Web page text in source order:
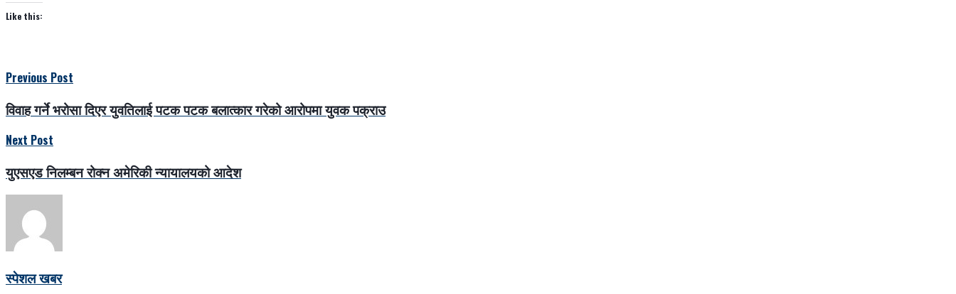
Like this:
Previous Post
विवाह गर्ने भरोसा दिएर युवतिलाई पटक पटक बलात्कार गरेको आरोपमा युवक पक्राउ
Next Post
युएसएड निलम्बन रोक्न अमेरिकी न्यायालयको आदेश
स्पेशल खबर